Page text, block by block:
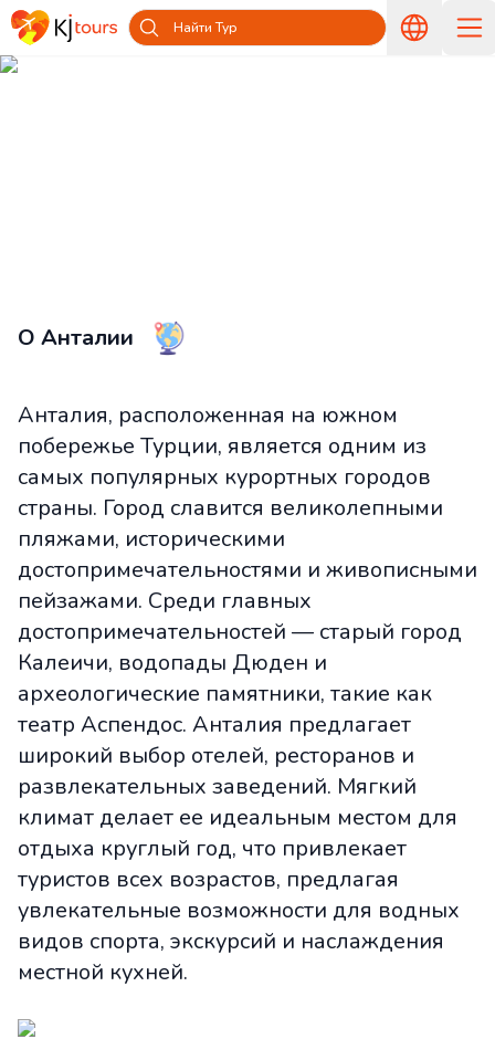
Найти Тур
О Анталии
Анталия, расположенная на южном
побережье Турции, является одним из
самых популярных курортных городов
страны. Город славится великолепными
пляжами, историческими
достопримечательностями и живописными
пейзажами. Среди главных
достопримечательностей — старый город
Калеичи, водопады Дюден и
археологические памятники, такие как
театр Аспендос. Анталия предлагает
широкий выбор отелей, ресторанов и
развлекательных заведений. Мягкий
климат делает ее идеальным местом для
отдыха круглый год, что привлекает
туристов всех возрастов, предлагая
увлекательные возможности для водных
видов спорта, экскурсий и наслаждения
местной кухней.